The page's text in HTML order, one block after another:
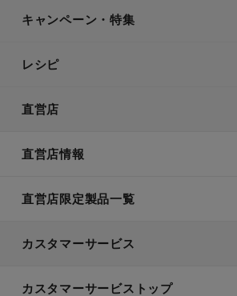
キャンペーン・特集
レシピ
直営店
直営店情報
直営店限定製品一覧
カスタマーサービス
カスタマーサービストップ